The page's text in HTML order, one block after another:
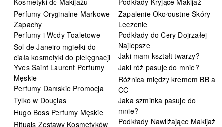
Perfumy Oryginalne Markowe
Zapachy
Perfumy i Wody Toaletowe
Sol de Janeiro mgiełki do
ciała kosmetyki do pielęgnacji
Yves Saint Laurent Perfumy
Męskie
Perfumy Damskie Promocja
Tylko w Douglas
Hugo Boss Perfumy Męskie
Rituals Zestawy Kosmetyków
Zapalenie Okołoustne Skóry
Leczenie
Podkłady do Cery Dojrzałej
Najlepsze
Jaki mam kształt twarzy?
Jaki róż pasuje do mnie?
Różnica między kremem BB a
CC
Jaka szminka pasuje do
mnie?
Podkłady Nawilżające Makijaż